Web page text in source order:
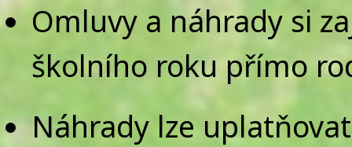
Omluvy a náhrady si
školního roku přímo
Náhrady lze